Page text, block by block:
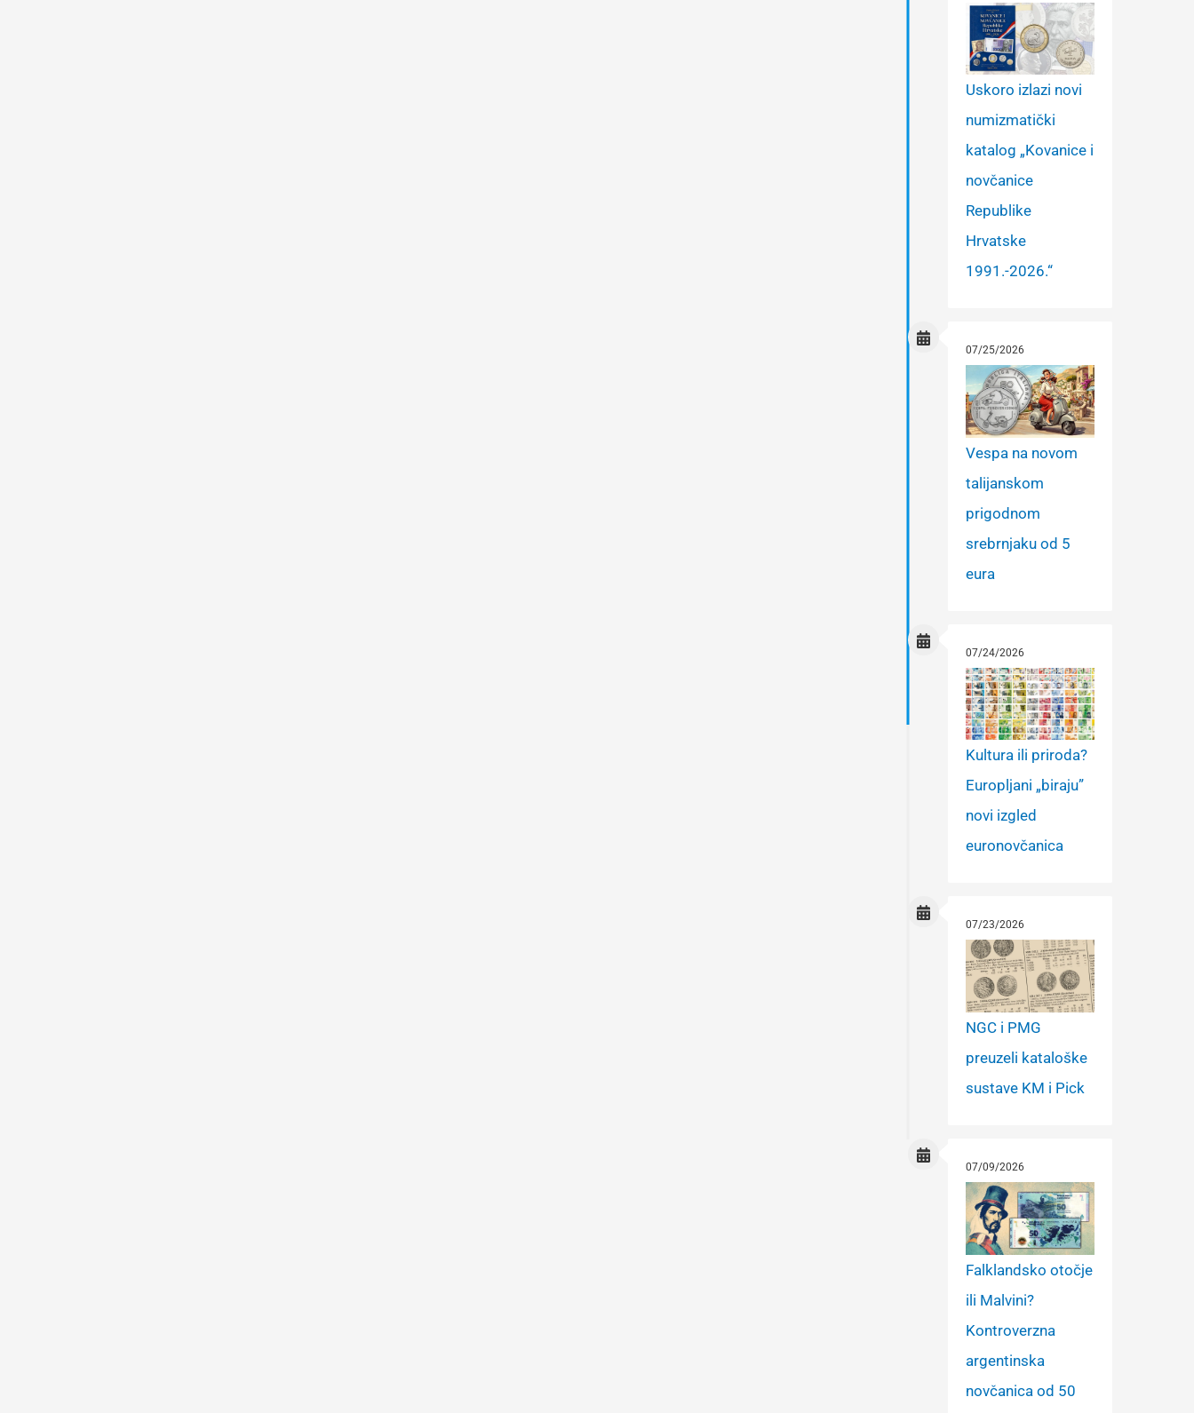
Uskoro izlazi novi
numizmatički
katalog „Kovanice i
novčanice
Republike
Hrvatske
1991.-2026.“
07/25/2026
Vespa na novom
talijanskom
prigodnom
srebrnjaku od 5
eura
07/24/2026
Kultura ili priroda?
Europljani „biraju”
novi izgled
euronovčanica
07/23/2026
NGC i PMG
preuzeli kataloške
sustave KM i Pick
07/09/2026
Falklandsko otočje
ili Malvini?
Kontroverzna
argentinska
novčanica od 50